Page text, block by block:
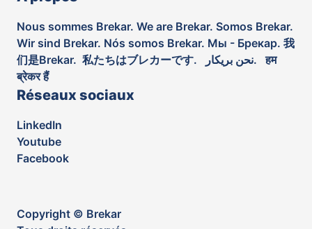
Nous sommes Brekar. We are Brekar. Somos Brekar.
Wir sind Brekar. Nós somos Brekar. Мы - Брекар. 我
们是Brekar. 私たちはブレカーです. نحن بريكار. हम
ब्रेकर हैं
Réseaux sociaux
LinkedIn
Youtube
Facebook
Copyright © Brekar